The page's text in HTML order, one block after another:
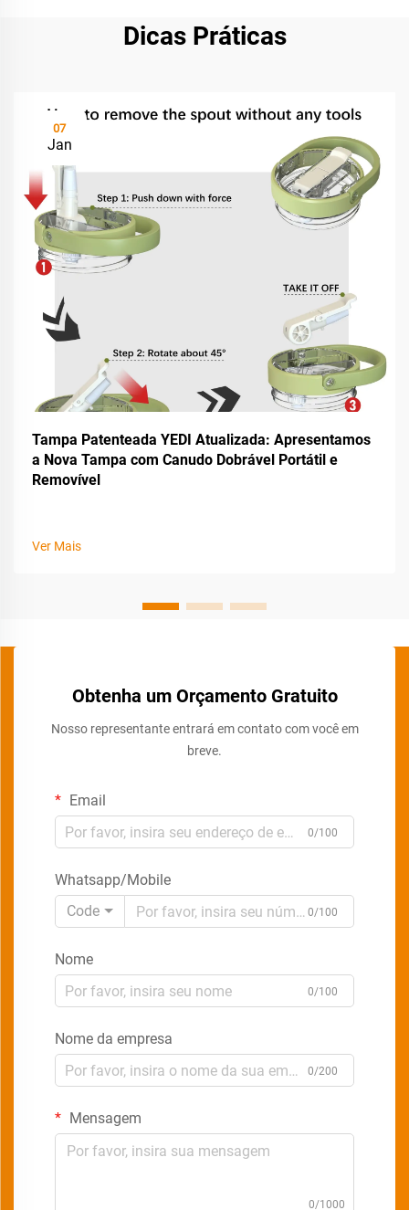
Dicas Práticas
07
Jan
Tampa Patenteada YEDI Atualizada: Apresentamos
a Nova Tampa com Canudo Dobrável Portátil e
Removível
Ver Mais
Obtenha um Orçamento Gratuito
Nosso representante entrará em contato com você em
breve.
Email
0/100
Whatsapp/Mobile
Code
0/100
Nome
0/100
Nome da empresa
0/200
Mensagem
0/1000